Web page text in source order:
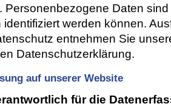
Personenbezogene Daten
identifiziert werden können.
entnehmen Sie
Datenschutzerklärung.
auf unserer Website
für die